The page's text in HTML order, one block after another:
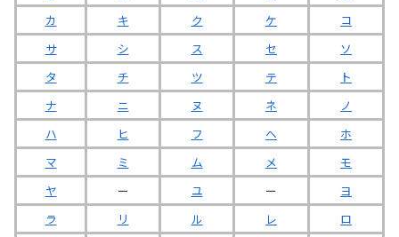
カ
キ ク ケ
コ
サ
シ ス セ
ソ
タ
チ ツ テ
ト
ナ
ニ ヌ ネ
ノ
ハ
ヒ フ ヘ
ホ
マ
ミ ム メ
モ
ヤ
ー ユ ー
ヨ
ラ
リ ル レ ロ